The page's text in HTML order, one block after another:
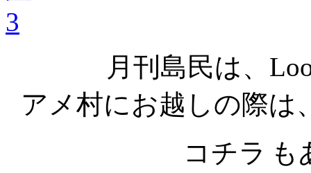
月刊島民は、
アメ村にお越しの際は
コチラ も